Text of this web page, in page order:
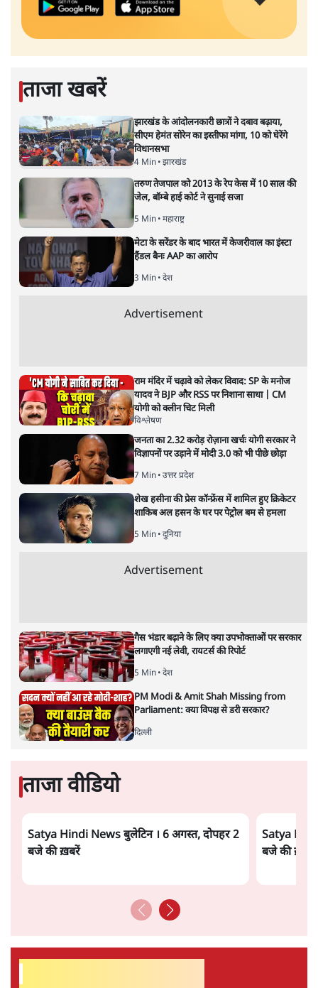
ताजा खबरें
झारखंड के आंदोलनकारी छात्रों ने दबाव बढ़ाया,
सीएम हेमंत सोरेन का इस्तीफा मांगा, 10 को घेरेंगे
विधानसभा
4 Min• झारखंड
तरुण तेजपाल को 2013 के रेप केस में 10 साल की
जेल, बॉम्बे हाई कोर्ट ने सुनाई सजा
5 Min• महाराष्ट्र
मेटा के सरेंडर के बाद भारत में केजरीवाल का इंस्टा
हैंडल बैनः AAP का आरोप
3 Min• देश
Advertisement
राम मंदिर में चढ़ावे को लेकर विवाद: SP के मनोज
यादव ने BJP और RSS पर निशाना साधा | CM
योगी को क्लीन चिट मिली
विश्लेषण
जनता का 2.32 करोड़ रोज़ाना खर्चः योगी सरकार ने
विज्ञापनों पर उड़ाने में मोदी 3.0 को भी पीछे छोड़ा
7 Min• उत्तर प्रदेश
शेख हसीना की प्रेस कॉन्फ्रेंस में शामिल हुए क्रिकेटर
शाकिब अल हसन के घर पर पेट्रोल बम से हमला
5 Min• दुनिया
Advertisement
गैस भंडार बढ़ाने के लिए क्या उपभोक्ताओं पर सरकार
लगाएगी नई लेवी, रायटर्स की रिपोर्ट
5 Min• देश
PM Modi & Amit Shah Missing from
Parliament: क्या विपक्ष से डरी सरकार?
दिल्ली
ताजा वीडियो
Satya Hindi News बुलेटिन । 6 अगस्त, दोपहर 2
बजे की ख़बरें
Satya
बजे की ख़बरें